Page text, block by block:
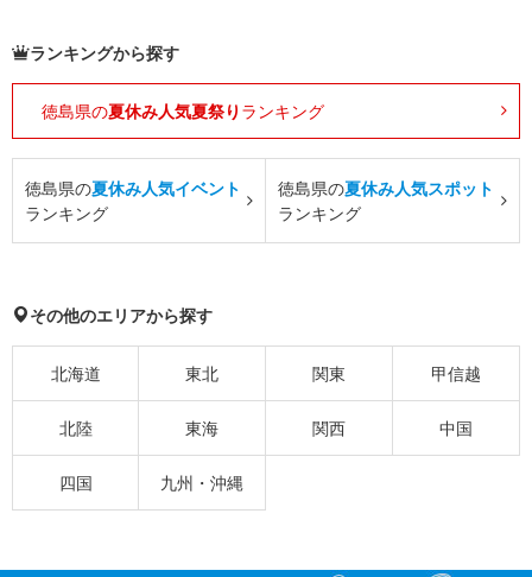
ランキングから探す
徳島県の夏休み人気夏祭り ランキング
徳島県の夏休み人気イベント
ランキング
徳島県の夏休み人気スポット
ランキング
その他のエリアから探す
北海道 東北 関東 甲信越
北陸 東海 関西 中国
四国 九州・沖縄